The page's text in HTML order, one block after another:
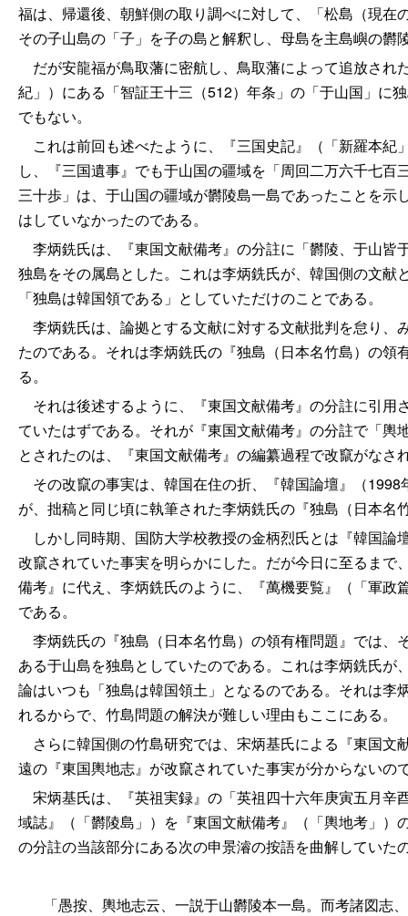
福は、帰還後、朝鮮側の取り調べに対して、「松島（現
その子山島の「子」を子の島と解釈し、母島を主島嶼の
だが安龍福が鳥取藩に密航し、鳥取藩によって追放され
紀」）にある「智証王十三（512）年条」の「于山国」に
でもない。
これは前回も述べたように、『三国史記』（「新羅本紀
し、『三国遺事』でも于山国の疆域を「周回二万六千七
三十歩」は、于山国の疆域が欝陵島一島であったことを
はしていなかったのである。
李炳銑氏は、『東国文献備考』の分註に「欝陵、于山皆
独島をその属島とした。これは李炳銑氏が、韓国側の文
「独島は韓国領である」としていただけのことである。
李炳銑氏は、論拠とする文献に対する文献批判を怠り、
たのである。それは李炳銑氏の『独島（日本名竹島）の
る。
それは後述するように、『東国文献備考』の分註に引用
ていたはずである。それが『東国文献備考』の分註で「
とされたのは、『東国文献備考』の編纂過程で改竄がなさ
その改竄の事実は、韓国在住の折、『韓国論壇』（
が、拙稿と同じ頃に執筆された李炳銑氏の『独島（日本名
しかし同時期、国防大学校教授の金柄烈氏とは『韓国論
改竄されていた事実を明らかにした。だが今日に至るま
備考』に代え、李炳銑氏のように、『萬機要覧』（「軍
である。
李炳銑氏の『独島（日本名竹島）の領有権問題』では、
ある于山島を独島としていたのである。これは李炳銑氏
論はいつも「独島は韓国領土」となるのである。それは
れるからで、竹島問題の解決が難しい理由もここにある。
さらに韓国側の竹島研究では、宋炳基氏による『東国文
遠の『東国輿地志』が改竄されていた事実が分からないの
宋炳基氏は、『英祖実録』の「英祖四十六年庚寅五月辛
域誌』（「欝陵島」）を『東国文献備考』（「輿地考」
の分註の当該部分にある次の申景濬の按語を曲解していた
「愚按、輿地志云、一説于山欝陵本一島。而考諸図